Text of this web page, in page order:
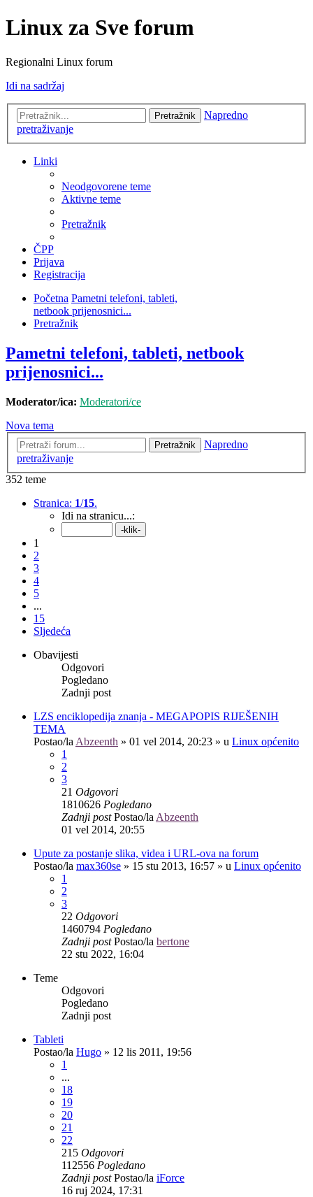
Linux za Sve forum
Regionalni Linux forum
Idi na sadržaj
Pretražnik
Napredno
pretraživanje
Linki
Neodgovorene teme
Aktivne teme
Pretražnik
ČPP
Prijava
Registracija
Početna Pametni telefoni, tableti,
netbook prijenosnici...
Pretražnik
Pametni telefoni, tableti, netbook
prijenosnici...
Moderator/ica: Moderatori/ce
Nova tema
Pretražnik
Napredno
pretraživanje
352 teme
Stranica: 1/15.
Idi na stranicu...:
1
2
3
4
5
...
15
Sljedeća
Obavijesti
Odgovori
Pogledano
Zadnji post
LZS enciklopedija znanja - MEGAPOPIS RIJEŠENIH
TEMA
Postao/la Abzeenth » 01 vel 2014, 20:23 » u Linux općenito
1
2
3
21 Odgovori
1810626 Pogledano
Zadnji postPostao/la Abzeenth
01 vel 2014, 20:55
Upute za postanje slika, videa i URL-ova na forum
Postao/la max360se » 15 stu 2013, 16:57 » u Linux općenito
1
2
3
22 Odgovori
1460794 Pogledano
Zadnji postPostao/la bertone
22 stu 2022, 16:04
Teme
Odgovori
Pogledano
Zadnji post
Tableti
Postao/la Hugo » 12 lis 2011, 19:56
1
...
18
19
20
21
22
215 Odgovori
112556 Pogledano
Zadnji postPostao/la iForce
16 ruj 2024, 17:31